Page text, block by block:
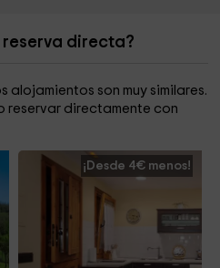
reserva directa?
son muy similares.
reservar directamente con
¡Desde 4€ menos!